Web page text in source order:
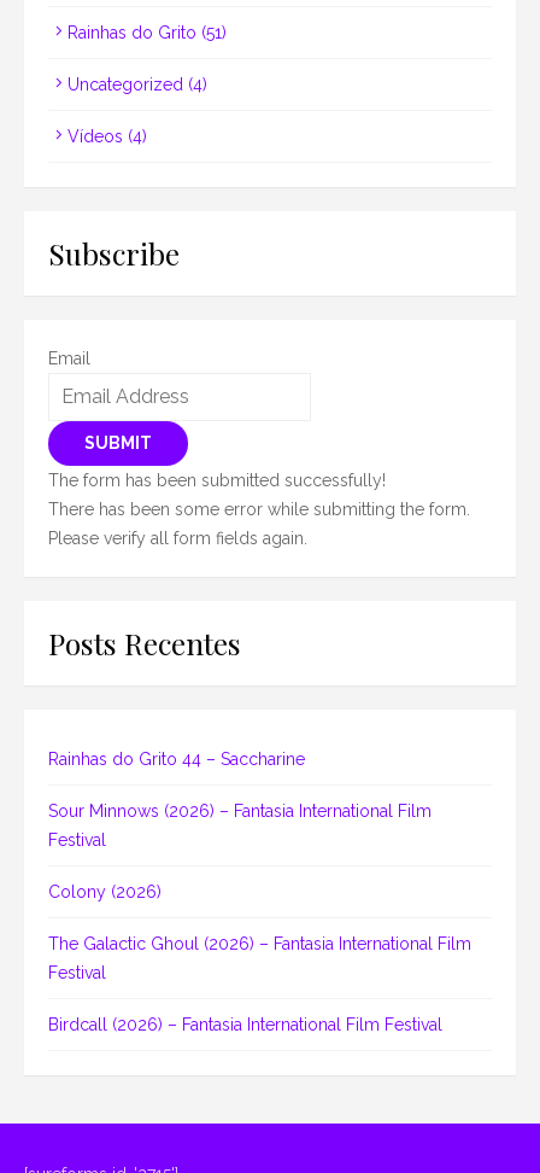
Rainhas do Grito (51)
Uncategorized (4)
Vídeos (4)
Subscribe
Email
SUBMIT
The form has been submitted successfully!
There has been some error while submitting the form.
Please verify all form fields again.
Posts Recentes
Rainhas do Grito 44 – Saccharine
Sour Minnows (2026) – Fantasia International Film
Festival
Colony (2026)
The Galactic Ghoul (2026) – Fantasia International Film
Festival
Birdcall (2026) – Fantasia International Film Festival